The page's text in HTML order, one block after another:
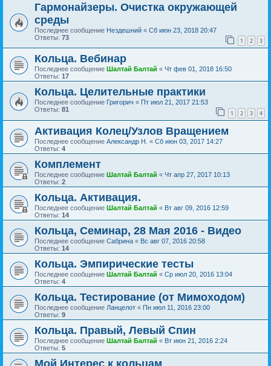
Гармонайзеры. Очистка окружающей
среды
Последнее сообщение Нездешний « Сб июн 23, 2018 20:47
Ответы: 73 1 2 3
Кольца. Вебинар
Последнее сообщение Шалтай Балтай « Чт фев 01, 2018 16:50
Ответы: 17
Кольца. Целительные практики
Последнее сообщение Григорич « Пт июл 21, 2017 21:53
Ответы: 81 1 2 3 4
Активация Колец/Узлов Вращением
Последнее сообщение Александр Н. « Сб июн 03, 2017 14:27
Ответы: 4
Комплемент
Последнее сообщение Шалтай Балтай « Чт апр 27, 2017 10:13
Ответы: 2
Кольца. Активация.
Последнее сообщение Шалтай Балтай « Вт авг 09, 2016 12:59
Ответы: 14
Кольца, Семинар, 28 Мая 2016 - Видео
Последнее сообщение Сабрина « Вс авг 07, 2016 20:58
Ответы: 14
Кольца. Эмпирические тесты
Последнее сообщение Шалтай Балтай « Ср июл 20, 2016 13:04
Ответы: 4
Кольца. Тестирование (от Мимоходом)
Последнее сообщение Ланцелот « Пн июл 11, 2016 23:00
Ответы: 9
Кольца. Правый, Левый Спин
Последнее сообщение Шалтай Балтай « Вт июн 21, 2016 2:24
Ответы: 5